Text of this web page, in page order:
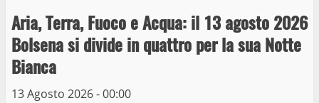
Aria, Terra, Fuoco e Acqua: il 13 agosto 2026
Bolsena si divide in quattro per la sua Notte
Bianca
13 Agosto 2026 - 00:00
Prorogata la mostra dei bozzetti di
Michelangelo Buonarroti ospitata al
Museo dei Portici